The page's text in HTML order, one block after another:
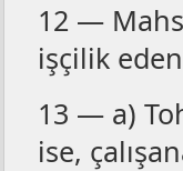
12 —
işçilik
13 — a)
ise,